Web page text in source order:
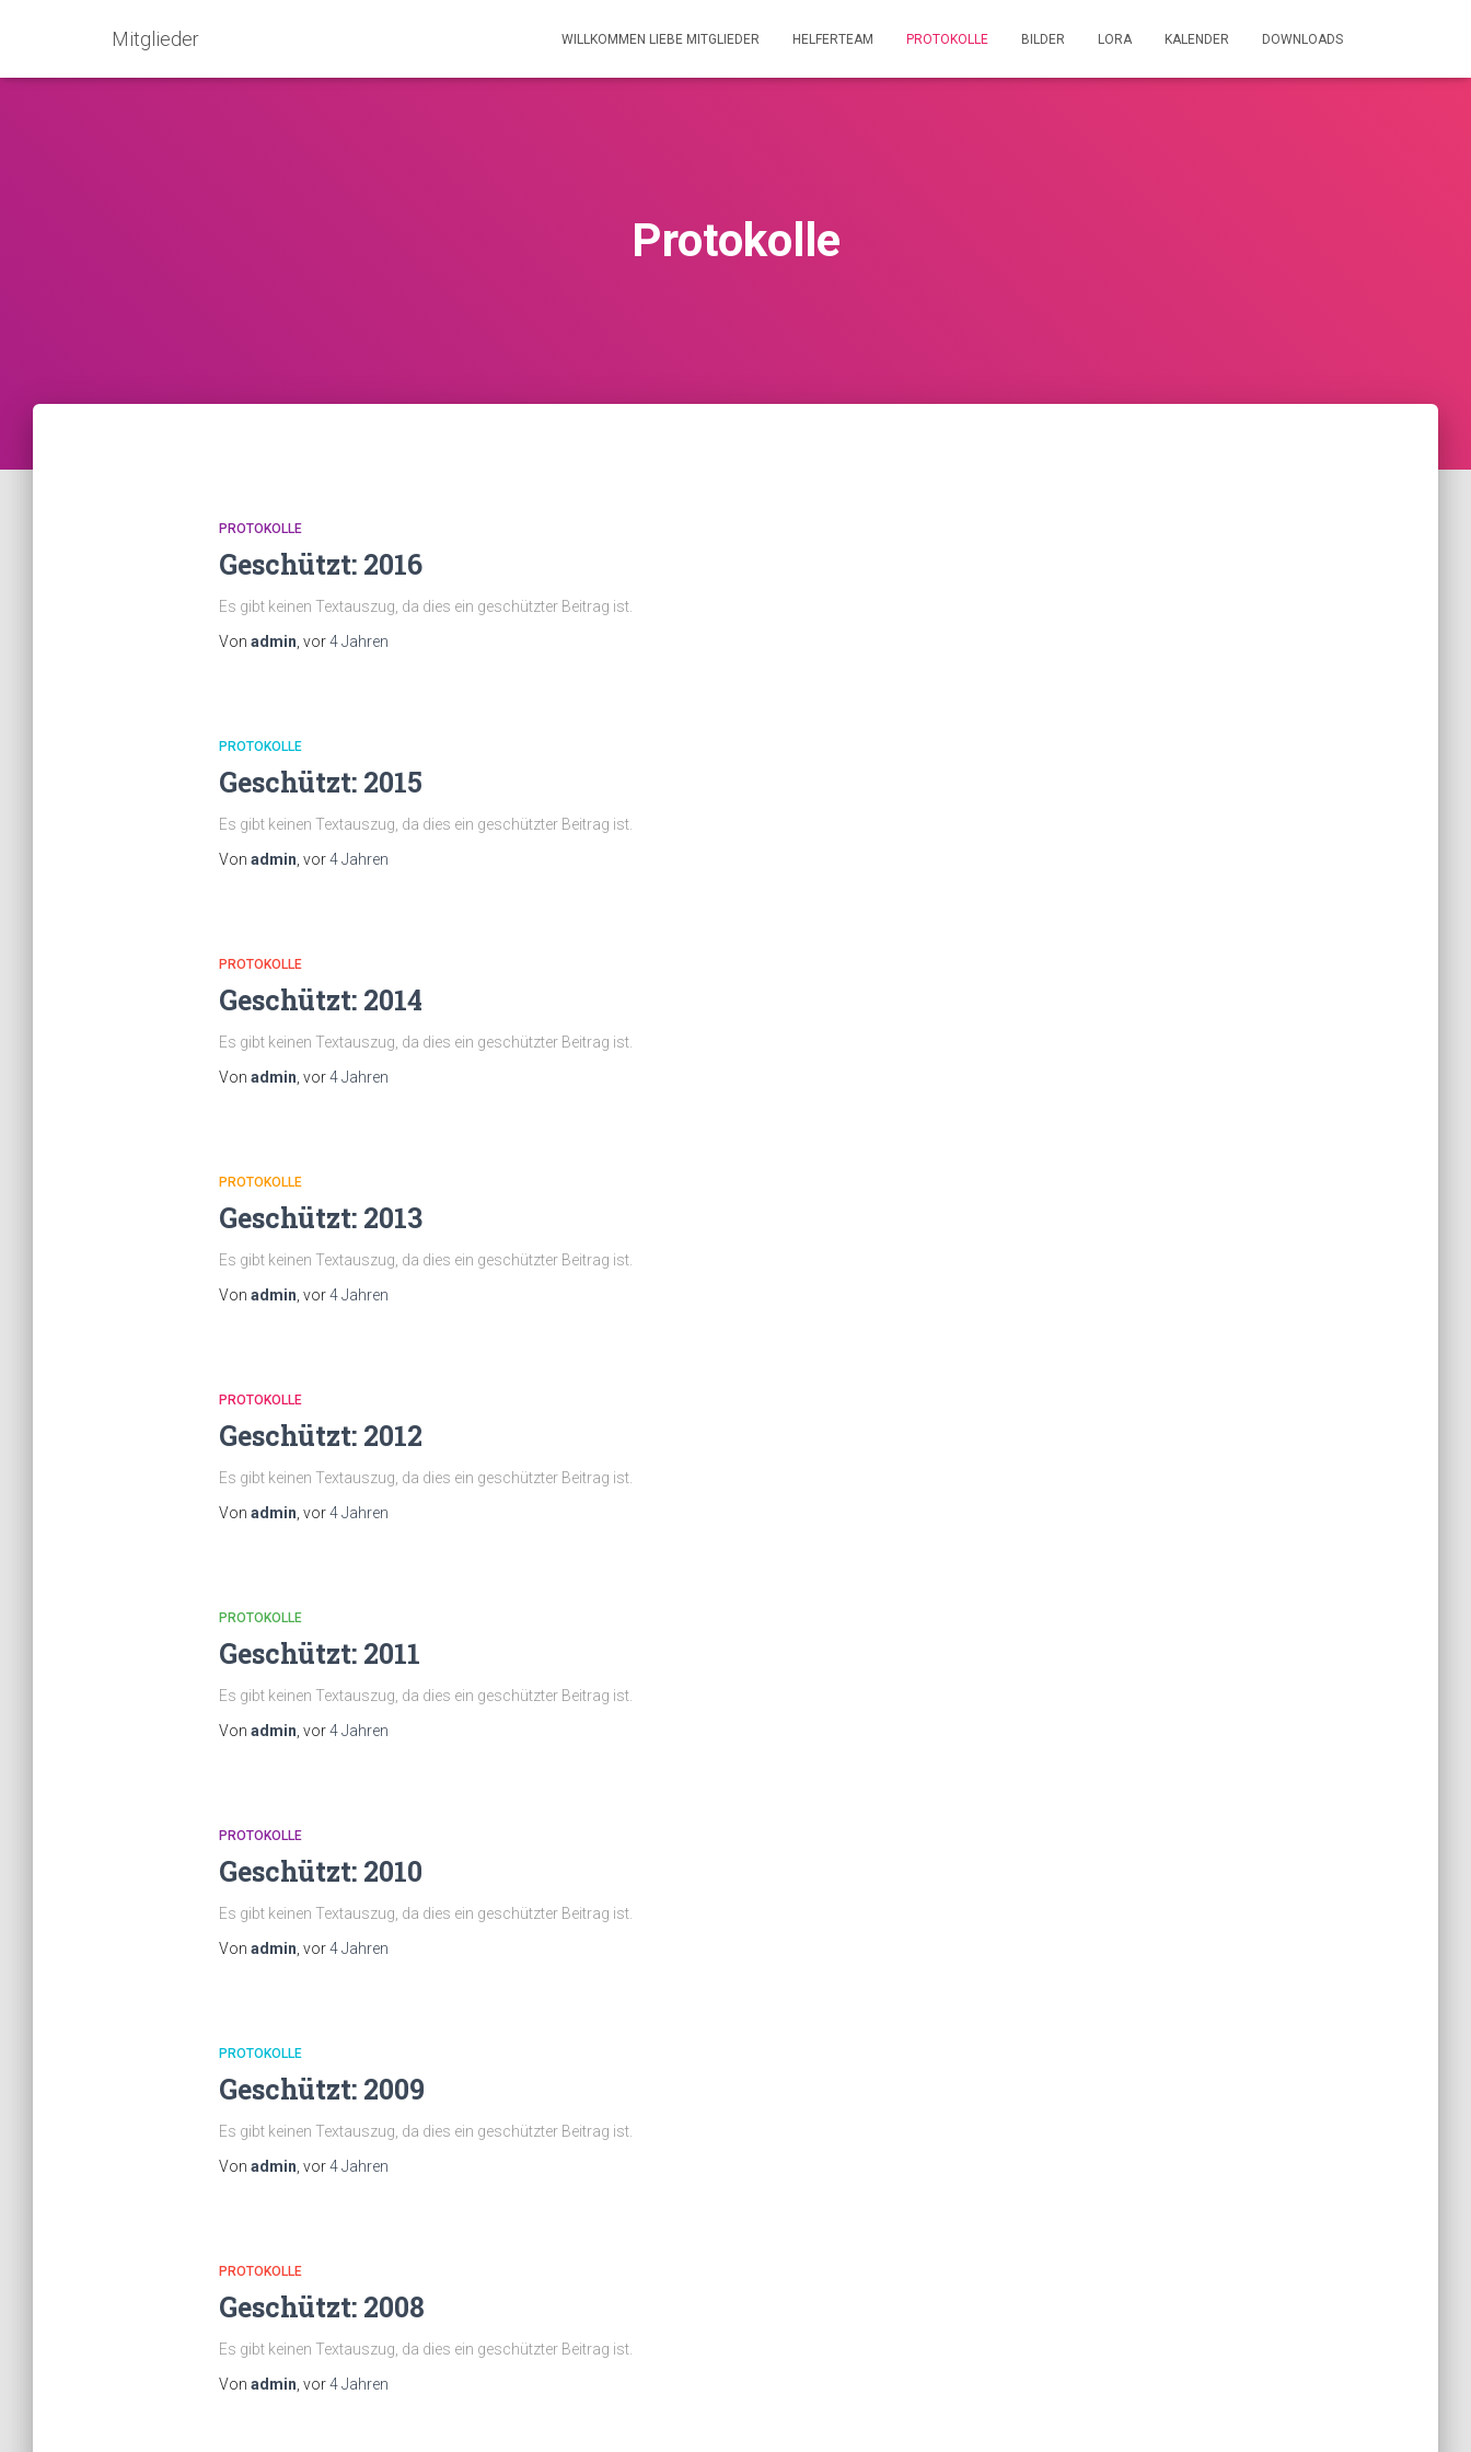
Mitglieder WILLKOMMEN LIEBE MITGLIEDER HELFERTEAM PROTOKOLLE BILDER LORA KALENDER DOWNLOADS
Protokolle
PROTOKOLLE
Geschützt: 2016
Es gibt keinen Textauszug, da dies ein geschützter Beitrag ist.
Von admin , vor4 Jahren
PROTOKOLLE
Geschützt: 2015
Es gibt keinen Textauszug, da dies ein geschützter Beitrag ist.
Von admin , vor4 Jahren
PROTOKOLLE
Geschützt: 2014
Es gibt keinen Textauszug, da dies ein geschützter Beitrag ist.
Von admin , vor4 Jahren
PROTOKOLLE
Geschützt: 2013
Es gibt keinen Textauszug, da dies ein geschützter Beitrag ist.
Von admin , vor4 Jahren
PROTOKOLLE
Geschützt: 2012
Es gibt keinen Textauszug, da dies ein geschützter Beitrag ist.
Von admin , vor4 Jahren
PROTOKOLLE
Geschützt: 2011
Es gibt keinen Textauszug, da dies ein geschützter Beitrag ist.
Von admin , vor4 Jahren
PROTOKOLLE
Geschützt: 2010
Es gibt keinen Textauszug, da dies ein geschützter Beitrag ist.
Von admin , vor4 Jahren
PROTOKOLLE
Geschützt: 2009
Es gibt keinen Textauszug, da dies ein geschützter Beitrag ist.
Von admin , vor4 Jahren
PROTOKOLLE
Geschützt: 2008
Es gibt keinen Textauszug, da dies ein geschützter Beitrag ist.
Von admin , vor4 Jahren